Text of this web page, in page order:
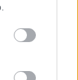
μεγαλύτερα